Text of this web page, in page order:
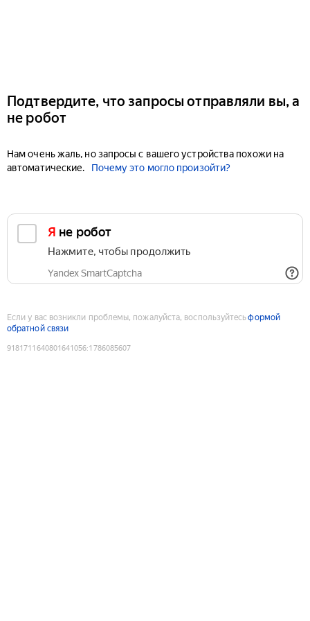
Подтвердите, что запросы отправляли вы, а
не робот
Нам очень жаль, но запросы с вашего устройства похожи на
автоматические.
Почему это могло произойти?
Я не робот
Нажмите, чтобы продолжить
Yandex SmartCaptcha
Если у вас возникли проблемы, пожалуйста, воспользуйтесьформой
обратной связи
9181711640801641056:1786085607